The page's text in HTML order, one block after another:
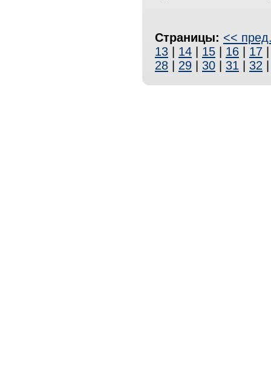
Страницы: <<
13
14 15 16 17
28
29 30 31 32